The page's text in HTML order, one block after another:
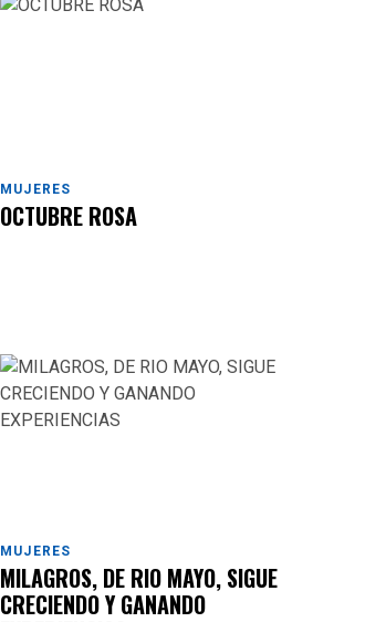
MUJERES
OCTUBRE ROSA
MUJERES
MILAGROS, DE RIO MAYO, SIGUE
CRECIENDO Y GANANDO